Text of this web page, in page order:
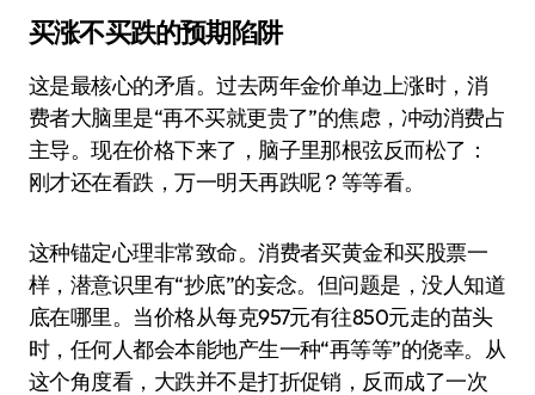
买涨不买跌的预期陷阱
这是最核心的矛盾。过去两年金价单边上涨时，消
费者大脑里是“再不买就更贵了”的焦虑，冲动消费占
主导。现在价格下来了，脑子里那根弦反而松了：
刚才还在看跌，万一明天再跌呢？等等看。
这种锚定心理非常致命。消费者买黄金和买股票一
样，潜意识里有“抄底”的妄念。但问题是，没人知道
底在哪里。当价格从每克957元有往850元走的苗头
时，任何人都会本能地产生一种“再等等”的侥幸。从
这个角度看，大跌并不是打折促销，反而成了一次